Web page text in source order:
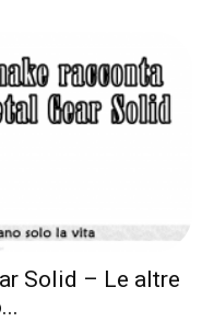
Solid – Le altre